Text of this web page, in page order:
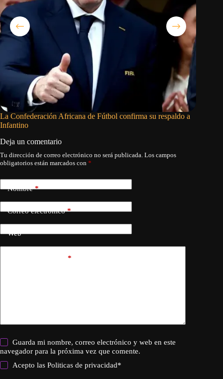
La Confederación Africana de Fútbol confirma su respaldo a
Infantino
Deja un comentario
Tu dirección de correo electrónico no será publicada. Los campos
obligatorios están marcados con *
Nombre*
Correo electrónico*
Web
*
Guarda mi nombre, correo electrónico y web en este
navegador para la próxima vez que comente.
Acepto lasPoliticas de privacidad*